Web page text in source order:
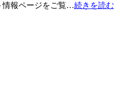
情報ページをご覧…続きを読む